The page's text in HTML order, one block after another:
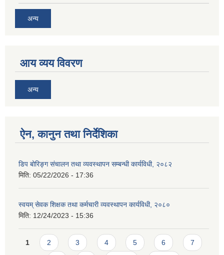
अन्य
आय व्यय विवरण
अन्य
ऐन, कानुन तथा निर्देशिका
डिप बोरिङ्ग संचालन तथा व्यवस्थापन सम्बन्धी कार्यविधी, २०८२
मिति: 05/22/2026 - 17:36
स्वयम् सेवक शिक्षक तथा कर्मचारी व्यवस्थापन कार्यविधी, २०८०
मिति: 12/24/2023 - 15:36
Pages
1 2 3 4 5 6 7